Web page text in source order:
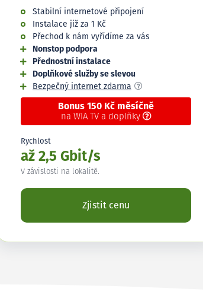
Stabilní internetové připojení
Instalace již za 1 Kč
Přechod k nám vyřídíme za vás
Nonstop podpora
Přednostní instalace
Doplňkové služby se slevou
Bezpečný internet zdarma
Bonus 150 Kč měsíčně
na WIA TV a doplňky
Rychlost
až 2,5 Gbit/s
V závislosti na lokalitě.
Zjistit cenu